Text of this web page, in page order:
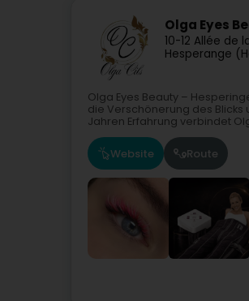
Olga Eyes
10-12 Allée de
Hesperange
Olga Eyes Beauty –
die Verschönerung des Blicks
Jahren Erfahrung verbindet
Website Route